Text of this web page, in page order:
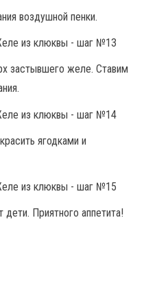
воздушной пенки.
застывшего желе. Ставим
ягодками и
Приятного аппетита!